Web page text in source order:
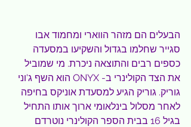
הבעלים הם מזהר הווארי ומחמוד אבו
סגייר שחלמו בגדול והשקיעו במסעדה
כספים רבים והתוצאה ניכרת. מי שמוביל
את הצד הקולינרי ב- ONYX הוא השף ג'וני
גוריק. גוריק הגיע למסעדת אוניקס בחיפה
לאחר מסלול בינלאומי ארוך אותו התחיל
בגיל 16 בבית הספר הקולינרי נוטרדם